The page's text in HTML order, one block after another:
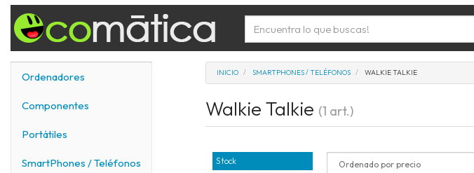
Ordenadores
Componentes
Portátiles
SmartPhones / Teléfonos
INICIO SMARTPHONES / TELÉFONOS WALKIE TALKIE
Walkie Talkie (1 art.)
Stock